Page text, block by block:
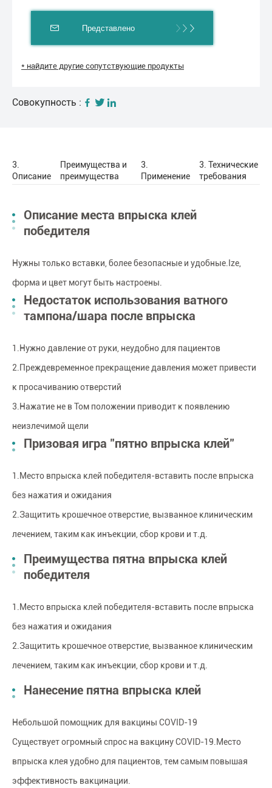
Представлено
* найдите другие сопутствующие продукты
Совокупность :
3.
Описание
Преимущества и
преимущества
3.
Применение
3. Технические
требования
Описание места впрыска клей
победителя
Нужны только вставки, более безопасные и удобные.Ize,
форма и цвет могут быть настроены.
Недостаток использования ватного
тампона/шара после впрыска
1.Нужно давление от руки, неудобно для пациентов
2.Преждевременное прекращение давления может привести
к просачиванию отверстий
3.Нажатие не в Том положении приводит к появлению
неизлечимой щели
Призовая игра "пятно впрыска клей"
1.Место впрыска клей победителя-вставить после впрыска
без нажатия и ожидания
2.Защитить крошечное отверстие, вызванное клиническим
лечением, таким как инъекции, сбор крови и т.д.
Преимущества пятна впрыска клей
победителя
1.Место впрыска клей победителя-вставить после впрыска
без нажатия и ожидания
2.Защитить крошечное отверстие, вызванное клиническим
лечением, таким как инъекции, сбор крови и т.д.
Нанесение пятна впрыска клей
Небольшой помощник для вакцины COVID-19
Существует огромный спрос на вакцину COVID-19.Место
впрыска клея удобно для пациентов, тем самым повышая
эффективность вакцинации.